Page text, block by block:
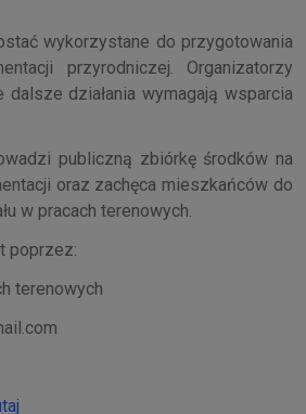
wykorzystane do przygotowania
przyrodniczej. Organizatorzy
dalsze działania wymagają wsparcia
publiczną zbiórkę środków na
oraz zachęca mieszkańców do
w pracach terenowych.
poprzez:
terenowych